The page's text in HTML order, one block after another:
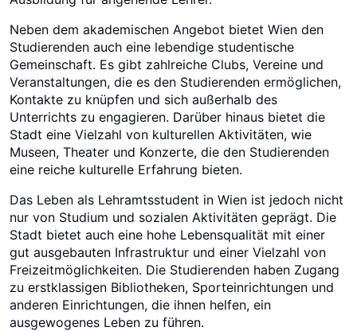
Neben dem akademischen Angebot bietet Wien den
Studierenden auch eine lebendige studentische
Gemeinschaft. Es gibt zahlreiche Clubs, Vereine und
Veranstaltungen, die es den Studierenden ermöglichen,
Kontakte zu knüpfen und sich außerhalb des
Unterrichts zu engagieren. Darüber hinaus bietet die
Stadt eine Vielzahl von kulturellen Aktivitäten, wie
Museen, Theater und Konzerte, die den Studierenden
eine reiche kulturelle Erfahrung bieten.
Das Leben als Lehramtsstudent in Wien ist jedoch nicht
nur von Studium und sozialen Aktivitäten geprägt. Die
Stadt bietet auch eine hohe Lebensqualität mit einer
gut ausgebauten Infrastruktur und einer Vielzahl von
Freizeitmöglichkeiten. Die Studierenden haben Zugang
zu erstklassigen Bibliotheken, Sporteinrichtungen und
anderen Einrichtungen, die ihnen helfen, ein
ausgewogenes Leben zu führen.